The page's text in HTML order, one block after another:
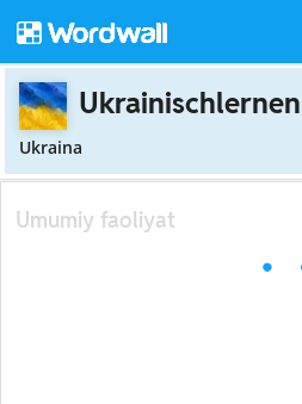
Ukrainischlernen
Ukraina
Umumiy faoliyat